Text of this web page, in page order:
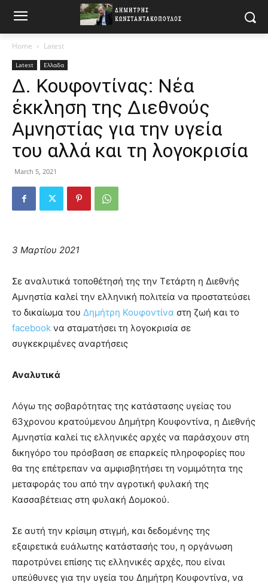
Home Latest
Latest Ελλαδα
Δ. Κουφοντίνας: Νέα
έκκληση της Διεθνούς
Αμνηστίας για την υγεία
του αλλά και τη λογοκρισία
March 5, 2021
3 Μαρτίου 2021
Σε αναλυτικά τοποθέτησή της την Τετάρτη η Διεθνής
Αμνηστία καλεί την ελληνική πολιτεία να προστατεύσει
το δικαίωμα του Δημήτρη Κουφοντίνα στη ζωή και το
facebook να σταματήσει τη λογοκρισία σε
συγκεκριμένες αναρτήσεις
Αναλυτικά
Λόγω της σοβαρότητας της κατάστασης υγείας του
63χρονου κρατούμενου Δημήτρη Κουφοντίνα, η Διεθνής
Αμνηστία καλεί τις ελληνικές αρχές να παράσχουν στη
δικηγόρο του πρόσβαση σε επαρκείς πληροφορίες που
θα της επέτρεπαν να αμφισβητήσει τη νομιμότητα της
μεταφοράς του από την αγροτική φυλακή της
Κασσαβέτειας στη φυλακή Δομοκού.
Σε αυτή την κρίσιμη στιγμή, και δεδομένης της
εξαιρετικά ευάλωτης κατάστασής του, η οργάνωση
παροτρύνει επίσης τις ελληνικές αρχές, που είναι
υπεύθυνες για την υγεία του Δημήτρη Κουφοντίνα, να